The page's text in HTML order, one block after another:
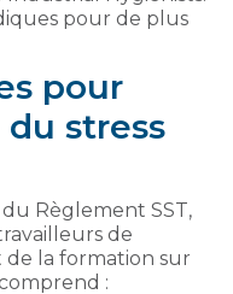
pour de plus
pour
stress
Règlement SST,
de
de la formation sur
: